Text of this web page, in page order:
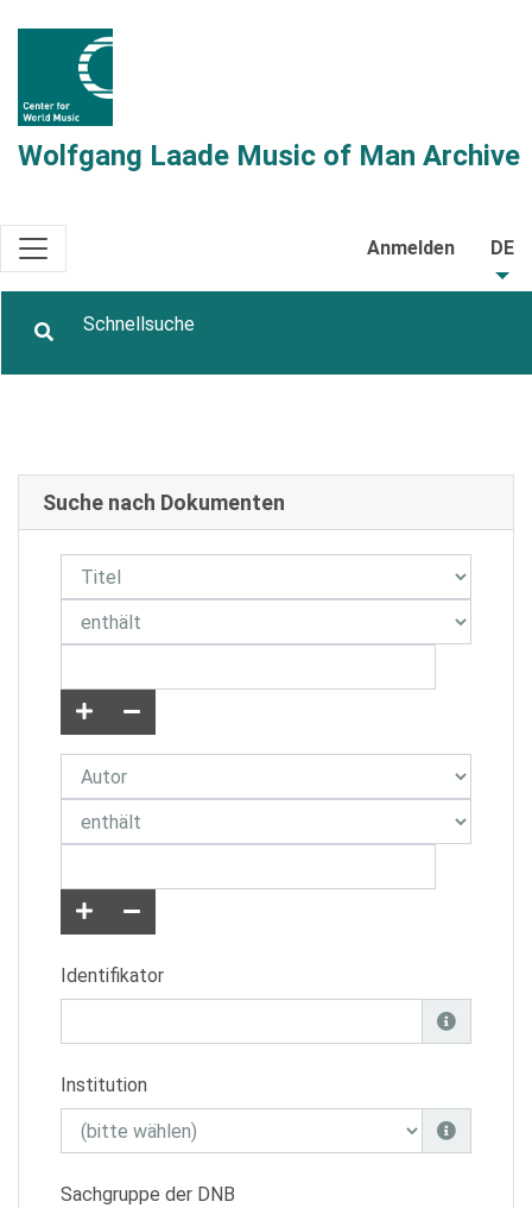
Wolfgang Laade Music of Man Archive
Anmelden DE
Suche nach Dokumenten
Identifikator
Institution
Sachgruppe der DNB